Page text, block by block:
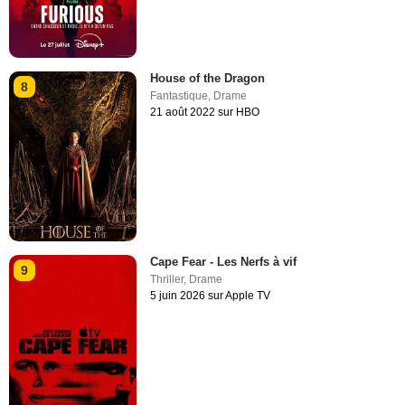
8
House of the Dragon
Fantastique Drame
21 août 2022 sur HBO
9
Cape Fear - Les Nerfs à vif
Thriller, Drame
5 juin 2026 sur Apple TV